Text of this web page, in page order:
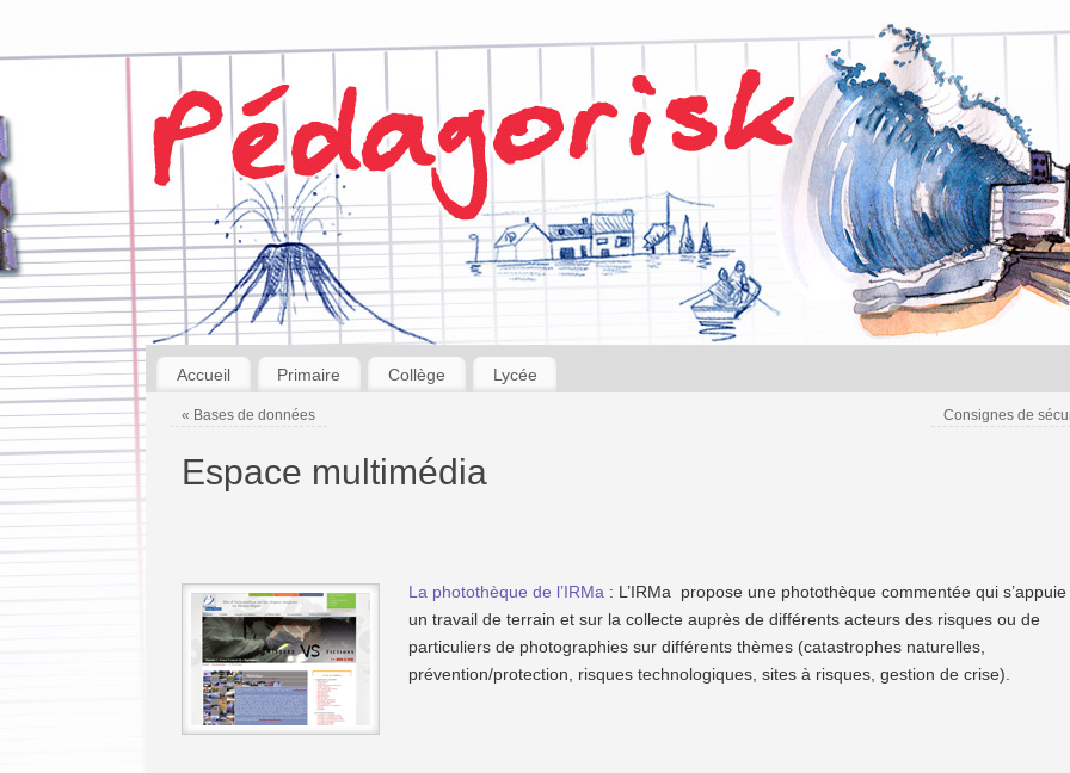
Accueil Primaire Collège Lycée
« Bases de données Consignes de
Espace multimédia
La photothèque de l’IRMa : L’IRMa propose une photothèque commentée qui
un travail de terrain et sur la collecte auprès de différents acteurs des risques ou de
particuliers de photographies sur différents thèmes (catastrophes naturelles,
prévention/protection, risques technologiques, sites à risques, gestion de crise).